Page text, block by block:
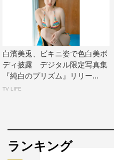
白濱美兎、ビキニ姿で色白美ボ
ディ披露 デジタル限定写真集
『純白のプリズム』リリー...
TV LIFE
ランキング